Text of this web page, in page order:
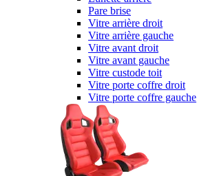
Pare brise
Vitre arrière droit
Vitre arrière gauche
Vitre avant droit
Vitre avant gauche
Vitre custode toit
Vitre porte coffre droit
Vitre porte coffre gauche